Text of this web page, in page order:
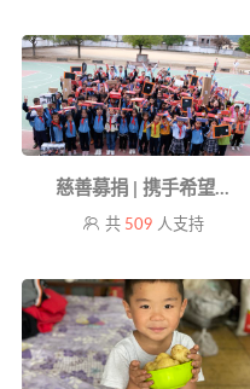
慈善募捐 | 携手希望...
共 509 人支持